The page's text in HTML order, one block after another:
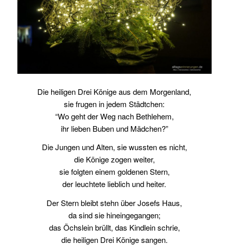
Die heiligen Drei Könige aus dem Morgenland,
sie frugen in jedem Städtchen:
“Wo geht der Weg nach Bethlehem,
ihr lieben Buben und Mädchen?”
Die Jungen und Alten, sie wussten es nicht,
die Könige zogen weiter,
sie folgten einem goldenen Stern,
der leuchtete lieblich und heiter.
Der Stern bleibt stehn über Josefs Haus,
da sind sie hineingegangen;
das Öchslein brüllt, das Kindlein schrie,
die heiligen Drei Könige sangen.